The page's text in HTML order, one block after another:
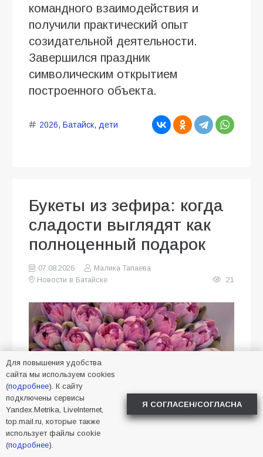
командного взаимодействия и
получили практический опыт
созидательной деятельности.
Завершился праздник
символическим открытием
построенного объекта.
2026, Батайск, дети
Букеты из зефира: когда
сладости выглядят как
полноценный подарок
07.08.2026
Малика Тапаева
Новости в Батайске
21
Когда сложно выбрать между
Для повышения удобства
сайта мы используем cookies
(подробнее). К сайту
подключены сервисы
Yandex.Metrika, LiveInternet,
top.mail.ru, которые также
использует файлы cookie
(подробнее).
Я СОГЛАСЕН/СОГЛАСНА